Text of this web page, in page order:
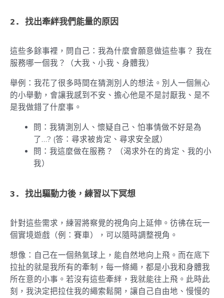
2. 找出牽絆我們能量的原因
這些多餘事裡，問自己：我為什麼會願意做這些事？ 我在
服務哪一個我？（大我、小我、身體我）
舉例：我花了很多時間在猜測別人的想法。別人一個無心
的小舉動，會讓我感到不安、擔心他是不是討厭我、是不
是我做錯了什麼事。
問：我猜測別人、懷疑自己、怕事情做不好是為
了…? (答：尋求被肯定、尋求安全感）
問：我這麼做在服務？ （渴求外在的肯定、我的小
我）
3. 找出驅動力後，練習以下冥想
針對這些需求，練習將察覺的視角向上延伸。彷彿在玩一
個實境遊戲（例：賽車），可以隨時調整視角。
想像： 自己在一個熱氣球上，能自然地向上飛。而在底下
拉扯的就是我所有的牽制，每一條繩，都是小我和身體我
所在意的小事。若沒有這些牽絆，我就能往上飛。此時此
刻，我決定把拉住我的繩索鬆開，讓自己自由地、慢慢的